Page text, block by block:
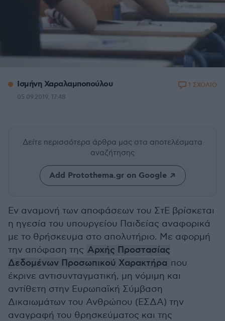
Ισμήνη Χαραλαμποπούλου
05.09.2019, 17:48
1 ΣΧΟΛΙΟ
Δείτε περισσότερα άρθρα μας στα αποτελέσματα
αναζήτησης
Add Protothema.gr on Google
Εν αναμονή των αποφάσεων του ΣτΕ βρίσκεται
η ηγεσία του υπουργείου Παιδείας αναφορικά
με το θρήσκευμα στο απολυτήριο. Με αφορμή
την απόφαση της Αρχής Προστασίας
Δεδομένων Προσωπικού Χαρακτήρα που
έκρινε αντισυνταγματική, μη νόμιμη και
αντίθετη στην Ευρωπαϊκή Σύμβαση
Δικαιωμάτων του Ανθρώπου (ΕΣΔΑ) την
αναγραφή του θρησκεύματος και της